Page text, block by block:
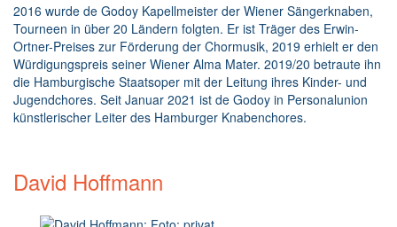
2016 wurde de Godoy Kapellmeister der Wiener Sängerknaben,
Tourneen in über 20 Ländern folgten. Er ist Träger des Erwin-
Ortner-Preises zur Förderung der Chormusik, 2019 erhielt er den
Würdigungspreis seiner Wiener Alma Mater. 2019/20 betraute ihn
die Hamburgische Staatsoper mit der Leitung ihres Kinder- und
Jugendchores. Seit Januar 2021 ist de Godoy in Personalunion
künstlerischer Leiter des Hamburger Knabenchores.
David Hoffmann